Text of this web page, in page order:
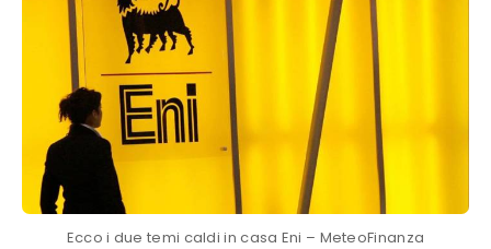
Ecco i due temi caldi in casa Eni – MeteoFinanza